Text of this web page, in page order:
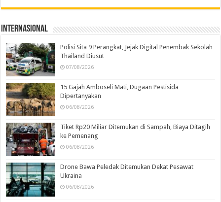
Internasional
Polisi Sita 9 Perangkat, Jejak Digital Penembak Sekolah
Thailand Diusut
07/08/2026
15 Gajah Amboseli Mati, Dugaan Pestisida
Dipertanyakan
06/08/2026
Tiket Rp20 Miliar Ditemukan di Sampah, Biaya Ditagih
ke Pemenang
06/08/2026
Drone Bawa Peledak Ditemukan Dekat Pesawat
Ukraina
06/08/2026